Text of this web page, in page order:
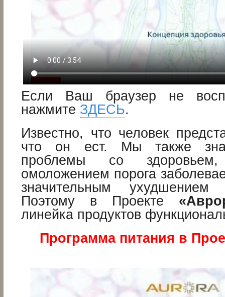
Если Ваш браузер не
нажмите ЗДЕСЬ.
Известно, что человек
что он ест. Мы также
проблемы со
омоложением порога
значительным
Поэтому в Проекте
линейка продуктов
Программа питания в